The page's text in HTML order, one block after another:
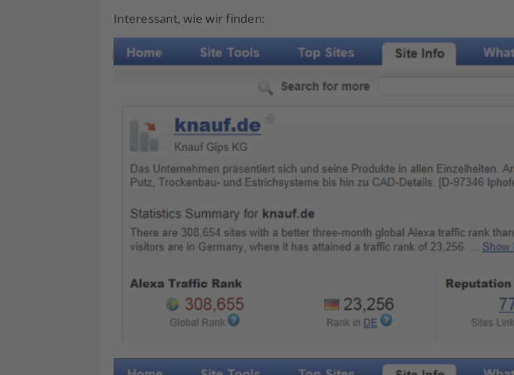
Interessant, wie wir finden: